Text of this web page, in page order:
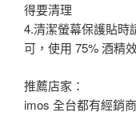
得要清理
4.清潔螢幕保護貼時
可，使用 75% 酒精
推薦店家：
imos 全台都有經銷